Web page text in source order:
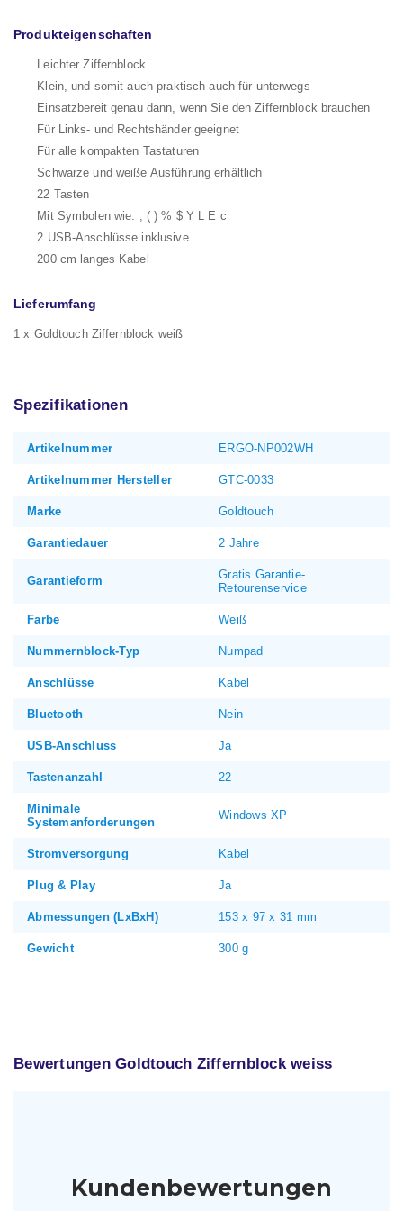
Produkteigenschaften
Leichter Ziffernblock
Klein, und somit auch praktisch auch für unterwegs
Einsatzbereit genau dann, wenn Sie den Ziffernblock brauchen
Für Links- und Rechtshänder geeignet
Für alle kompakten Tastaturen
Schwarze und weiße Ausführung erhältlich
22 Tasten
Mit Symbolen wie: , ( ) % $ Y L E c
2 USB-Anschlüsse inklusive
200 cm langes Kabel
Lieferumfang
1 x Goldtouch Ziffernblock weiß
Spezifikationen
Artikelnummer ERGO-NP002WH
Artikelnummer Hersteller GTC-0033
Marke Goldtouch
Garantiedauer 2 Jahre
Garantieform
Gratis Garantie-
Retourenservice
Farbe Weiß
Nummernblock-Typ Numpad
Anschlüsse Kabel
Bluetooth Nein
USB-Anschluss Ja
Tastenanzahl 22
Minimale
Systemanforderungen
Windows XP
Stromversorgung Kabel
Plug & Play Ja
Abmessungen (LxBxH) 153 x 97 x 31 mm
Gewicht 300 g
Bewertungen Goldtouch Ziffernblock weiss
Kundenbewertungen